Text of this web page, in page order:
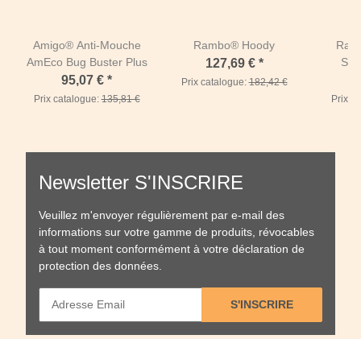
Amigo® Anti-Mouche
AmEco Bug Buster Plus
95,07 € *
Prix catalogue:135,81 €
Rambo® Hoody
127,69 € *
Prix catalogue:182,42 €
Prix
Newsletter S'INSCRIRE
Veuillez m'envoyer régulièrement par e-mail des
informations sur votre gamme de produits, révocables
à tout moment conformément à votre déclaration de
protection des données
S'INSCRIRE